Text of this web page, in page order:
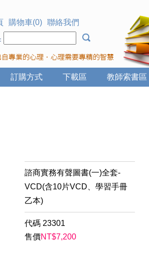
購物車(0) 聯絡我們
教師索書區
下載區
訂購方式
諮商實務有聲圖書(一)全套-
VCD(含10片VCD、學習手冊
乙本)
代碼 23301
售價NT$7,200